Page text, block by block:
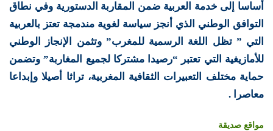
أساسا إلى خدمة العربية ضمن المقاربة الدستورية وفي نطاق
التوافق الوطني الذي أنجز سياسة لغوية مندمجة تعتز بالعربية
التي ” تظل اللغة الرسمية للمغرب” وتثمن الإنجاز الوطني
للأمازيغية التي تعتبر “رصيدا مشتركا لجميع المغاربة” وتضمن
حماية مختلف التعبيرات الثقافية المغربية، تراثا أصيلا وإبداعا
معاصرا .
مواقع صديقة